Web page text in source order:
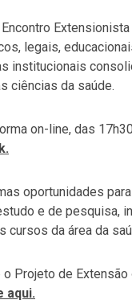
legais,
institucionais
ciências da saúde.
on-line, das
oportunidades
e de pesquisa,
cursos da área da
Projeto de
aqui.